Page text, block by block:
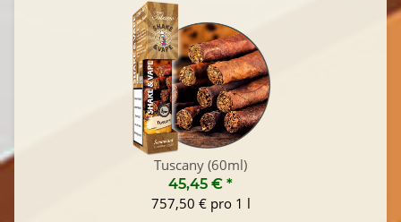
Tuscany (60ml)
45,45 € *
757,50 € pro 1 l